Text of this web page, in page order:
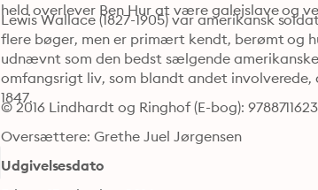
held overlever Ben Hur at være galejslave og
Lewis Wallace (1827-1905) var amerikansk
flere bøger, men er primært kendt, berømt og
udnævnt som den bedst sælgende
omfangsrigt liv, som blandt andet involverede,
1847.
© 2016 Lindhardt og Ringhof (E-bog):
Oversættere: Grethe Juel Jørgensen
Udgivelsesdato